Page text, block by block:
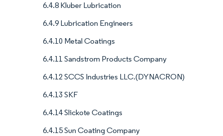
6.4.8 Kluber Lubrication
6.4.9 Lubrication Engineers
6.4.10 Metal Coatings
6.4.11 Sandstrom Products Company
6.4.12 SCCS Industries LLC.(DYNACRON)
6.4.13 SKF
6.4.14 Slickote Coatings
6.4.15 Sun Coating Company